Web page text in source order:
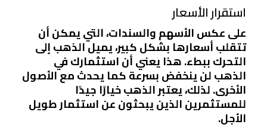
استقرار الأسعار
على عكس الأسهم والسندات، التي يمكن أن
تتقلب أسعارها بشكل كبير، يميل الذهب إلى
التحرك ببطء. هذا يعني أن استثمارك في
الذهب لن ينخفض بسرعة كما يحدث مع الأصول
الأخرى. لذلك، يعتبر الذهب خيارًا جيدًا
للمستثمرين الذين يبحثون عن استثمار طويل
الأجل.